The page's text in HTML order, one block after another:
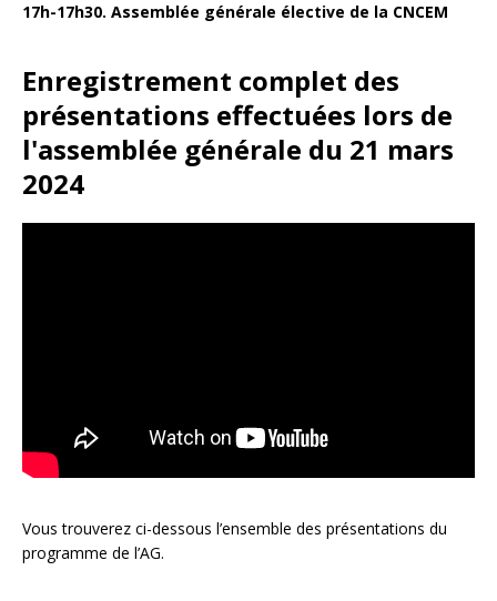
17h-17h30. Assemblée générale élective de la CNCEM
Enregistrement complet des
présentations effectuées lors de
l'assemblée générale du 21 mars
2024
Vous trouverez ci-dessous l’ensemble des présentations du
programme de l’AG.